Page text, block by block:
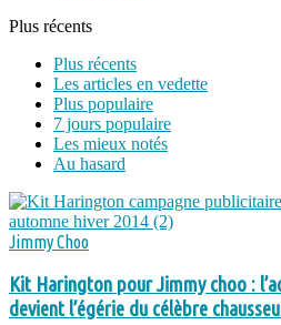
Plus récents
Plus récents
Les articles en vedette
Plus populaire
7 jours populaire
Les mieux notés
Au hasard
Jimmy Choo
Kit Harington pour Jimmy choo :
devient l’égérie du célèbre